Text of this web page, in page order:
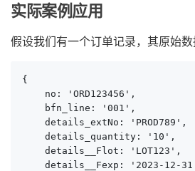
实际案例应用
假设我们有一个订单记录，其原始数
{
    no: 'ORD123456',
    bfn_line: '001',
    details_extNo: 'PROD789',
    details_quantity: '10',
    details__Flot: 'LOT123',
details__Fexp: '2023-12-